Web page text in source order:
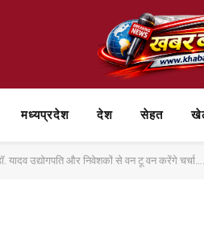
मध्यप्रदेश देश सेहत
यादव उद्योगपति और निवेशकों से वन टू वन करेंगे